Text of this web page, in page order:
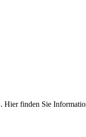
finden Sie